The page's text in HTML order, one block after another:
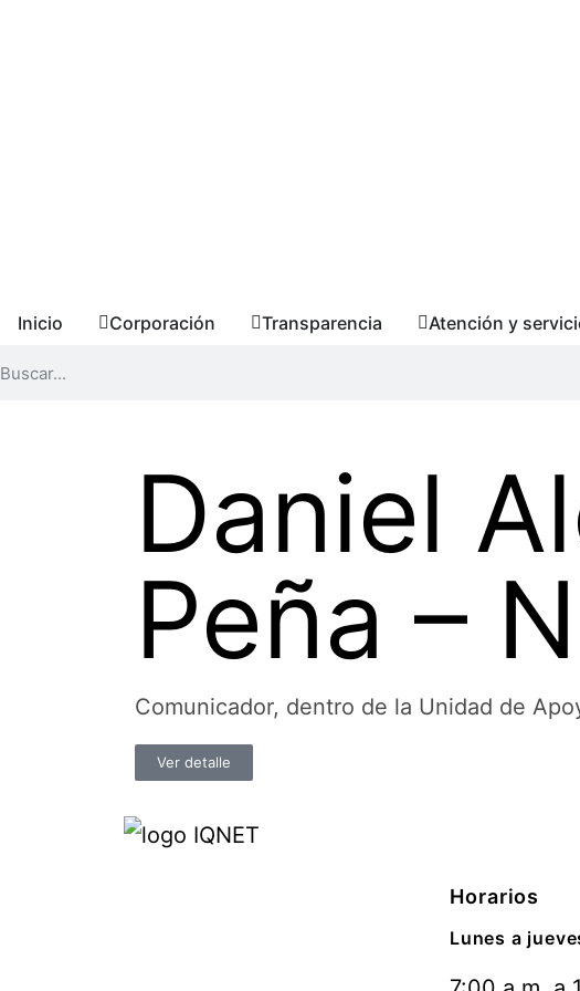
Inicio Corporación Transparencia Atención y
Daniel
Peña –
Comunicador, dentro de la Unidad de
Ver detalle
Horarios
Lunes a